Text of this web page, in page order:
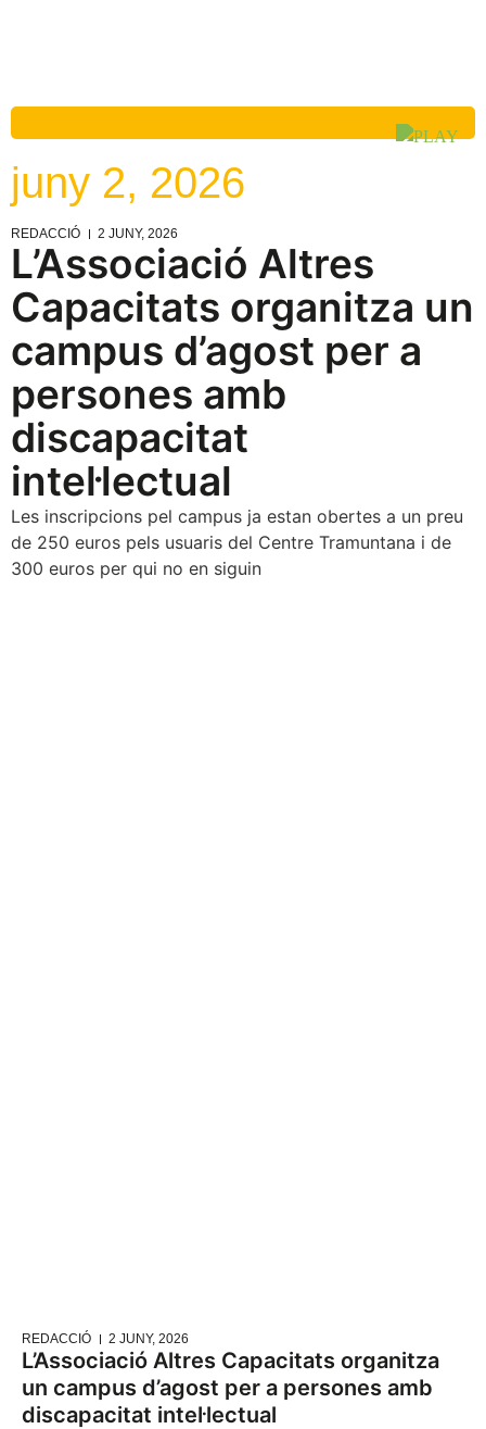
juny 2, 2026
REDACCIÓ 2 JUNY, 2026
L’Associació Altres
Capacitats organitza un
campus d’agost per a
persones amb
discapacitat
intel·lectual
Les inscripcions pel campus ja estan obertes a un preu
de 250 euros pels usuaris del Centre Tramuntana i de
300 euros per qui no en siguin
REDACCIÓ 2 JUNY, 2026
L’Associació Altres Capacitats organitza
un campus d’agost per a persones amb
discapacitat intel·lectual